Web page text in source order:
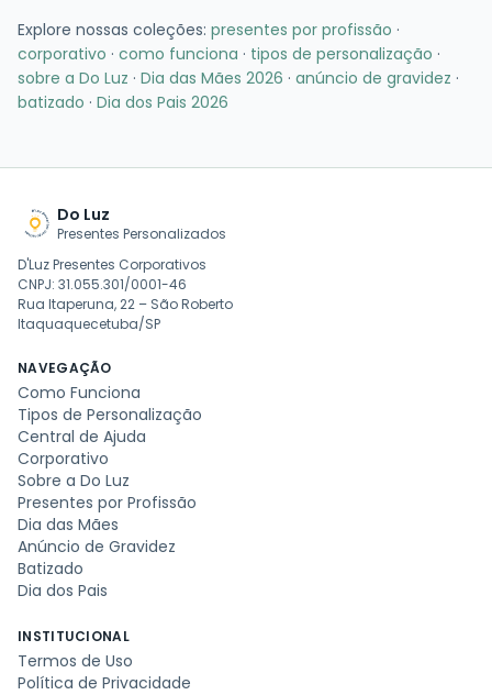
Explore nossas coleções: presentes por profissão ·
corporativo · como funciona · tipos de personalização ·
sobre a Do Luz · Dia das Mães 2026 · anúncio de gravidez ·
batizado · Dia dos Pais 2026
Do Luz
Presentes Personalizados
D'Luz Presentes Corporativos
CNPJ: 31.055.301/0001-46
Rua Itaperuna, 22 – São Roberto
Itaquaquecetuba/SP
NAVEGAÇÃO
Como Funciona
Tipos de Personalização
Central de Ajuda
Corporativo
Sobre a Do Luz
Presentes por Profissão
Dia das Mães
Anúncio de Gravidez
Batizado
Dia dos Pais
INSTITUCIONAL
Termos de Uso
Política de Privacidade